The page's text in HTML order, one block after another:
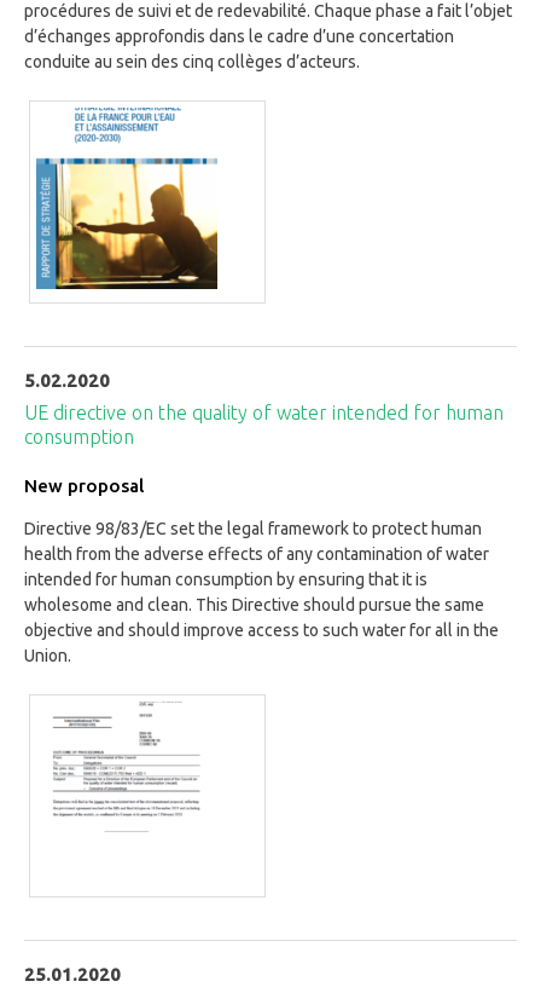
procédures de suivi et de redevabilité. Chaque phase a fait l’objet
d’échanges approfondis dans le cadre d’une concertation
conduite au sein des cinq collèges d’acteurs.
5.02.2020
UE directive on the quality of water intended for human
consumption
New proposal
Directive 98/83/EC set the legal framework to protect human
health from the adverse effects of any contamination of water
intended for human consumption by ensuring that it is
wholesome and clean. This Directive should pursue the same
objective and should improve access to such water for all in the
Union.
25.01.2020